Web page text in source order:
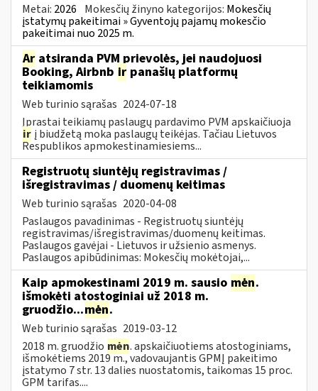
Metai: 2026 Mokesčių žinyno kategorijos: Mokesčių
įstatymų pakeitimai » Gyventojų pajamų mokesčio
pakeitimai nuo 2025 m.
Ar atsiranda PVM prievolės, jei naudojuosi
Booking, Airbnb ir panašių platformų
teikiamomis
Web turinio sąrašas 2024-07-18
Įprastai teikiamų paslaugų pardavimo PVM apskaičiuoja
ir į biudžetą moka paslaugų teikėjas. Tačiau Lietuvos
Respublikos apmokestinamiesiems...
Registruotų siuntėjų registravimas /
išregistravimas / duomenų keitimas
Web turinio sąrašas 2020-04-08
Paslaugos pavadinimas - Registruotų siuntėjų
registravimas/išregistravimas/duomenų keitimas.
Paslaugos gavėjai - Lietuvos ir užsienio asmenys.
Paslaugos apibūdinimas: Mokesčių mokėtojai,...
Kaip apmokestinami 2019 m. sausio mėn.
išmokėti atostoginiai už 2018 m.
gruodžio...mėn.
Web turinio sąrašas 2019-03-12
2018 m. gruodžio mėn. apskaičiuotiems atostoginiams,
išmokėtiems 2019 m., vadovaujantis GPMĮ pakeitimo
įstatymo 7 str. 13 dalies nuostatomis, taikomas 15 proc.
GPM tarifas....